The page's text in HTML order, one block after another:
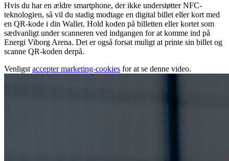
Hvis du har en ældre smartphone, der ikke understøtter NFC-
teknologien, så vil du stadig modtage en digital billet eller kort med
en QR-kode i din Wallet. Hold koden på billetten eller kortet som
sædvanligt under scanneren ved indgangen for at komme ind på
Energi Viborg Arena. Det er også forsat muligt at printe sin billet og
scanne QR-koden derpå.
Venligst accepter marketing-cookies for at se denne video.